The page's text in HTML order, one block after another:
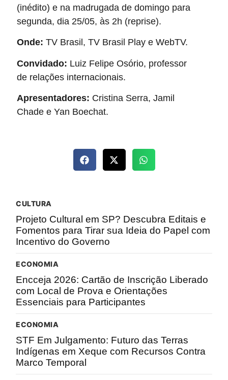
(inédito) e na madrugada de domingo para
segunda, dia 25/05, às 2h (reprise).
Onde: TV Brasil, TV Brasil Play e WebTV.
Convidado: Luiz Felipe Osório, professor
de relações internacionais.
Apresentadores: Cristina Serra, Jamil
Chade e Yan Boechat.
CULTURA
Projeto Cultural em SP? Descubra Editais e
Fomentos para Tirar sua Ideia do Papel com
Incentivo do Governo
ECONOMIA
Encceja 2026: Cartão de Inscrição Liberado
com Local de Prova e Orientações
Essenciais para Participantes
ECONOMIA
STF Em Julgamento: Futuro das Terras
Indígenas em Xeque com Recursos Contra
Marco Temporal